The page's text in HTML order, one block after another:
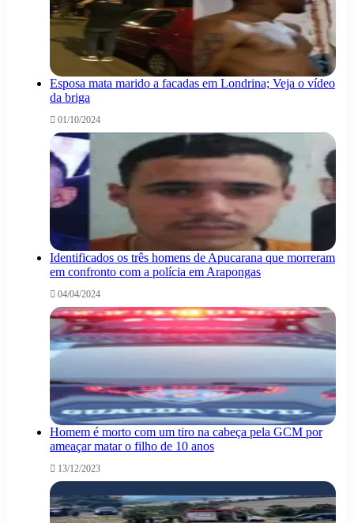
Esposa mata marido a facadas em Londrina; Veja o vídeo
da briga
01/10/2024
Identificados os três homens de Apucarana que morreram
em confronto com a polícia em Arapongas
04/04/2024
Homem é morto com um tiro na cabeça pela GCM por
ameaçar matar o filho de 10 anos
13/12/2023